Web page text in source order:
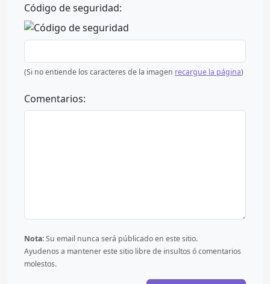
Código de seguridad:
(Si no entiende los caracteres de la imagen recargue la página)
Comentarios:
Nota:Su email nunca será públicado en este sitio.
Ayudenos a mantener este sitio libre de insultos ó comentarios
molestos.